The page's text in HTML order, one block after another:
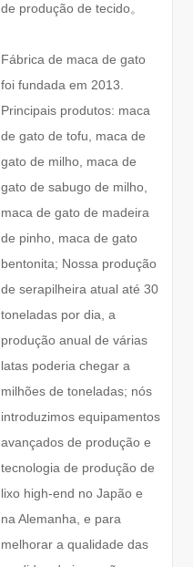
de produção de tecido。
Fábrica de maca de gato
foi fundada em 2013.
Principais produtos: maca
de gato de tofu, maca de
gato de milho, maca de
gato de sabugo de milho,
maca de gato de madeira
de pinho, maca de gato
bentonita; Nossa produção
de serapilheira atual até 30
toneladas por dia, a
produção anual de várias
latas poderia chegar a
milhões de toneladas; nós
introduzimos equipamentos
avançados de produção e
tecnologia de produção de
lixo high-end no Japão e
na Alemanha, e para
melhorar a qualidade das